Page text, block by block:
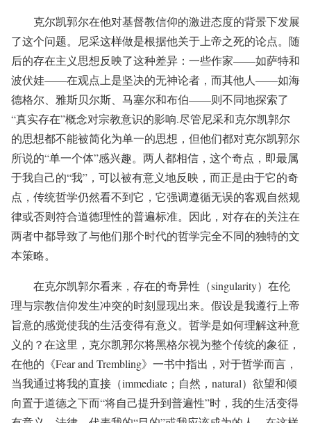
克尔凯郭尔在他对基督教信仰的激进态度的背景下发展
了这个问题。尼采这样做是根据他关于上帝之死的论点。随
后的存在主义思想反映了这种差异：一些作家——如萨特和
波伏娃——在观点上是坚决的无神论者，而其他人——如海
德格尔、雅斯贝尔斯、马塞尔和布伯——则不同地探索了
“真实存在”概念对宗教意识的影响.尽管尼采和克尔凯郭尔
的思想都不能被简化为单一的思想，但他们都对克尔凯郭尔
所说的“单一个体”感兴趣。两人都相信，这个奇点，即最属
于我自己的“我”，可以被有意义地反映，而正是由于它的奇
点，传统哲学仍然看不到它，它强调遵循无误的客观自然规
律或否则符合道德理性的普遍标准。因此，对存在的关注在
两者中都导致了与他们那个时代的哲学完全不同的独特的文
本策略。
在克尔凯郭尔看来，存在的奇异性（singularity）在伦
理与宗教信仰发生冲突的时刻显现出来。假设是我遵行上帝
旨意的感觉使我的生活变得有意义。哲学是如何理解这种意
义的？在这里，克尔凯郭尔将黑格尔视为整个传统的象征，
在他的《Fear and Trembling》一书中指出，对于哲学而言，
当我通过将我的直接（immediate；自然，natural）欲望和倾
向置于道德之下而“将自己提升到普遍性”时，我的生活变得